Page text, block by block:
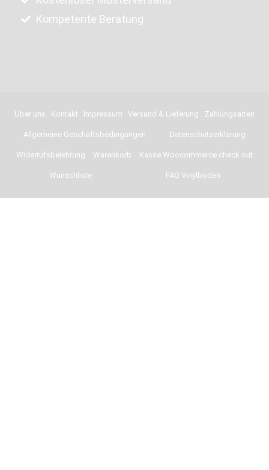
Kompetente Beratung
Über uns Kontakt Impressum Versand & Lieferung Zahlungsarten
Allgemeine Geschäftsbedingungen Datenschutzerklärung
Widerrufsbelehrung Warenkorb Kasse Woocommerce check out
Wunschliste FAQ Vinylböden